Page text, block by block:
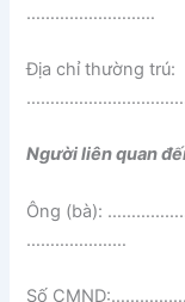
………………………
Địa chỉ thường trú:
Người liên quan
Ông (bà):
…………………
Số